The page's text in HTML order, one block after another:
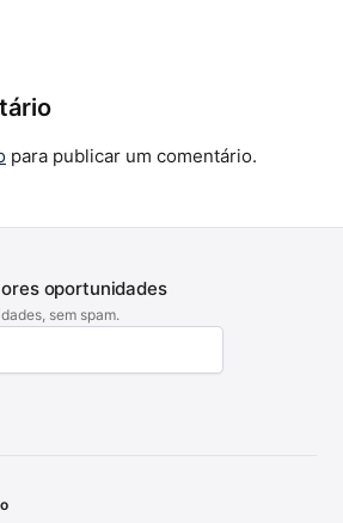
para publicar um comentário.
oportunidades
sem spam.